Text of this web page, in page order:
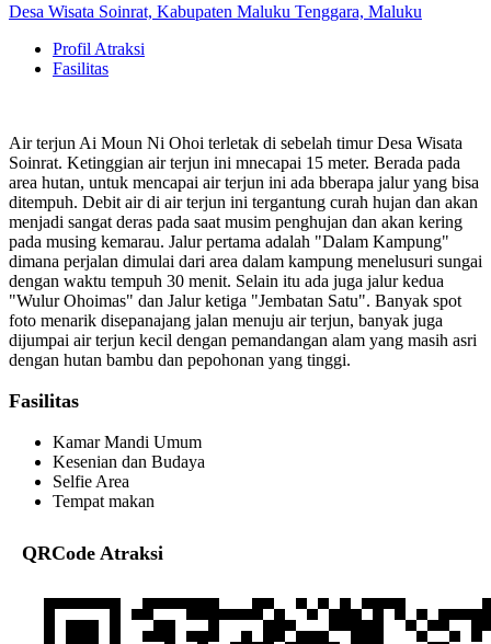
Desa Wisata Soinrat, Kabupaten Maluku Tenggara, Maluku
Profil Atraksi
Fasilitas
Air terjun Ai Moun Ni Ohoi terletak di sebelah timur Desa Wisata
Soinrat. Ketinggian air terjun ini mnecapai 15 meter. Berada pada
area hutan, untuk mencapai air terjun ini ada bberapa jalur yang bisa
ditempuh. Debit air di air terjun ini tergantung curah hujan dan akan
menjadi sangat deras pada saat musim penghujan dan akan kering
pada musing kemarau. Jalur pertama adalah "Dalam Kampung"
dimana perjalan dimulai dari area dalam kampung menelusuri sungai
dengan waktu tempuh 30 menit. Selain itu ada juga jalur kedua
"Wulur Ohoimas" dan Jalur ketiga "Jembatan Satu". Banyak spot
foto menarik disepanajang jalan menuju air terjun, banyak juga
dijumpai air terjun kecil dengan pemandangan alam yang masih asri
dengan hutan bambu dan pepohonan yang tinggi.
Fasilitas
Kamar Mandi Umum
Kesenian dan Budaya
Selfie Area
Tempat makan
QRCode Atraksi